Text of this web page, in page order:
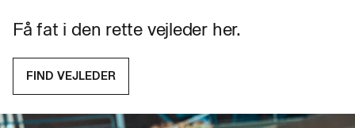
Få fat i den rette vejleder her.
FIND VEJLEDER